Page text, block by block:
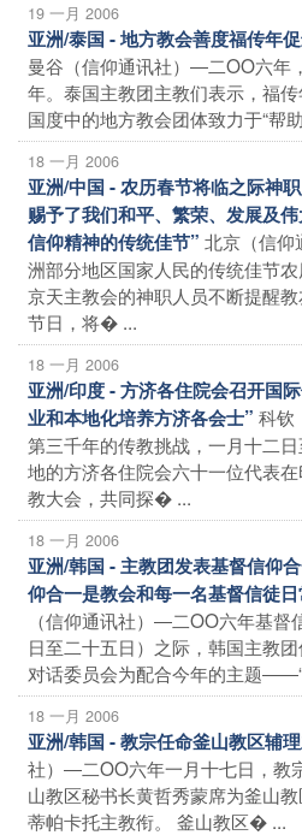
19 一月 2006
亚洲/泰国 - 地方教会善度福传年
曼谷（信仰通讯社）―二OO六年
年。泰国主教团主教们表示，福
国度中的地方教会团体致力于“帮
18 一月 2006
亚洲/中国 - 农历春节将临之际神
赐予了我们和平、繁荣、发展及
信仰精神的传统佳节” 北京（信
洲部分地区国家人民的传统佳节
京天主教会的神职人员不断提醒
节日，将� ...
18 一月 2006
亚洲/印度 - 方济各住院会召开国
业和本地化培养方济各会士” 科钦
第三千年的传教挑战，一月十二
地的方济各住院会六十一位代表
教大会，共同探� ...
18 一月 2006
亚洲/韩国 - 主教团发表基督信仰
仰合一是教会和每一名基督信徒
（信仰通讯社）―二OO六年基督
日至二十五日）之际，韩国主教
对话委员会为配合今年的主题
18 一月 2006
亚洲/韩国 - 教宗任命釜山教区辅
社）―二OO六年一月十七日，教
山教区秘书长黄哲秀蒙席为釜山
蒂帕卡托主教衔。 釜山教区� ...